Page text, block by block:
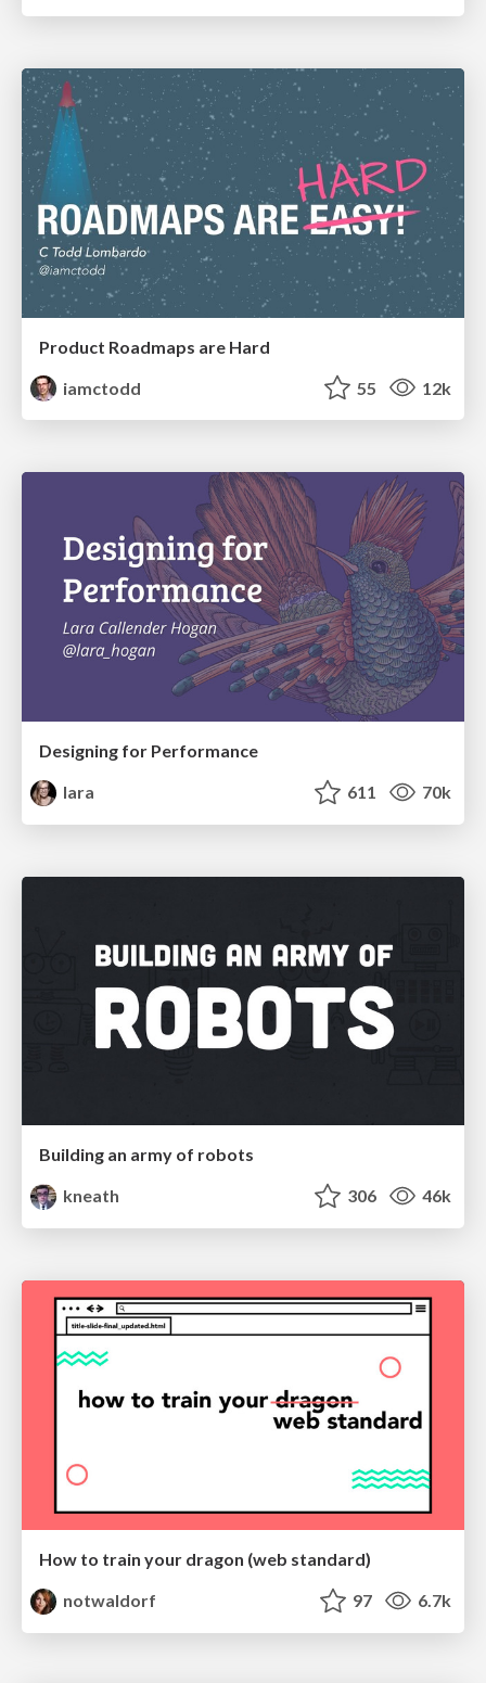
Product Roadmaps are Hard
iamctodd
55 12k
Designing for Performance
lara
611 70k
Building an army of robots
kneath
306 46k
How to train your dragon (web standard)
notwaldorf
97 6.7k